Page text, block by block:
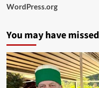
WordPress.org
You may have missed